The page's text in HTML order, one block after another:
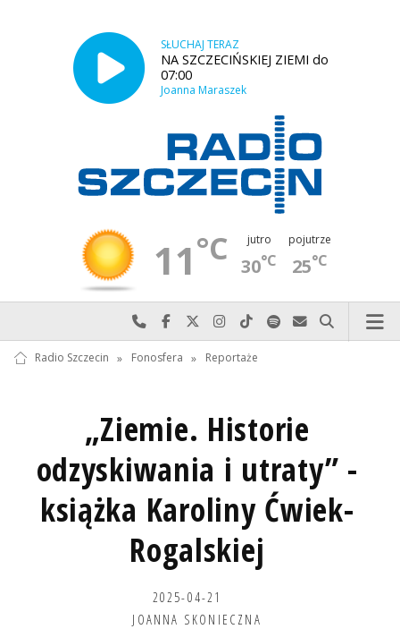
SŁUCHAJ TERAZ
NA SZCZECIŃSKIEJ ZIEMI do
07:00
Joanna Maraszek
11°C jutro
30°C
pojutrze
25°C
Najlepiej po prostu do nas zadzwoń
Odwiedź nas na Facebook-u
Odwiedź nas na X
Odwiedź nas na Instagram-ie
Odwiedź nas na TikTok-u
Szukaj nas na Spotify
Wyślij do nas
Szukaj
Radio Szczecin » Fonosfera » Reportaże
„Ziemie. Historie
odzyskiwania i utraty” -
książka Karoliny Ćwiek-
Rogalskiej
2025-04-21
JOANNA SKONIECZNA